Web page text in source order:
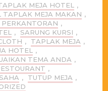
MEJA HOTEL
,
TAPLAK MEJA MAKAN ,
,
, SARUNG KURSI ,
, TAPLAK MEJA ,
HOTEL
,
TEMA ANDA ,
,
, TUTUP MEJA ,